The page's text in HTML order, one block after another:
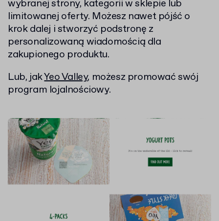
wybranej strony, kategorii w sklepie lub
limitowanej oferty. Możesz nawet pójść o
krok dalej i stworzyć podstronę z
personalizowaną wiadomością dla
zakupionego produktu.
Lub, jakYeo Valley, możesz promować swój
program lojalnościowy.